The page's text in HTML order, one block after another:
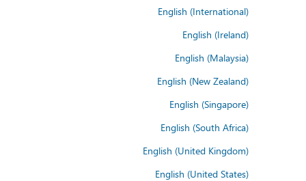
English (International)
English (Ireland)
English (Malaysia)
English (New Zealand)
English (Singapore)
English (South Africa)
English (United Kingdom)
English (United States)